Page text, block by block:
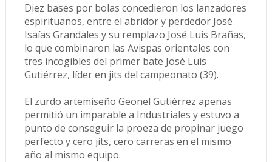
Diez bases por bolas concedieron los lanzadores
espirituanos, entre el abridor y perdedor José
Isaías Grandales y su remplazo José Luis Brañas,
lo que combinaron las Avispas orientales con
tres incogibles del primer bate José Luis
Gutiérrez, líder en jits del campeonato (39).
El zurdo artemiseño Geonel Gutiérrez apenas
permitió un imparable a Industriales y estuvo a
punto de conseguir la proeza de propinar juego
perfecto y cero jits, cero carreras en el mismo
año al mismo equipo.